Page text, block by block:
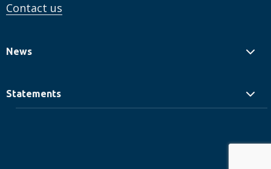
Contact us
News
Statements